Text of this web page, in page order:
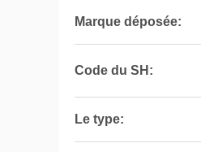
Marque déposée:
Code du SH:
Le type: